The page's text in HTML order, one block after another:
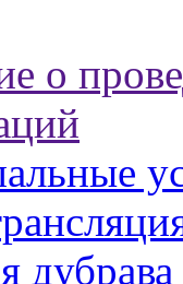
о
дубрава